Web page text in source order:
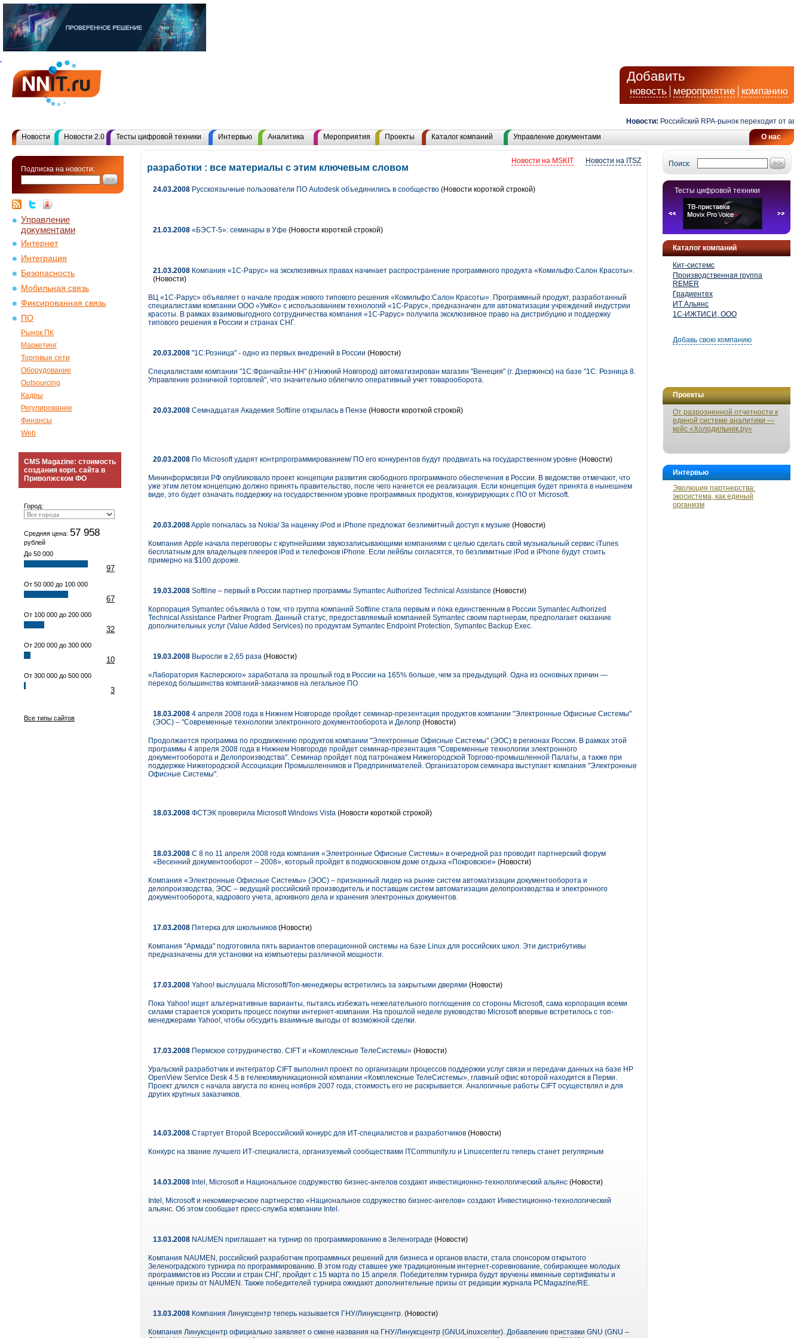
Добавить
новость мероприятие компанию
Новости: Российский RPA-рынок переходит от
О нас
Новости Новости 2.0 Тесты цифровой техники Интервью Аналитика Мероприятия Проекты Каталог компаний Управление документами
Подписка на новости:
Управление
документами
Интернет
Интеграция
Безопасность
Мобильная связь
Фиксированная связь
ПО
Рынок ПК
Маркетинг
Торговые сети
Оборудование
Outsourcing
Кадры
Регулирование
Финансы
Web
CMS Magazine: стоимость
создания корп. сайта в
Приволжском ФО
Город:
Средняя цена: 57 958
рублей
До 50 000
97
От 50 000 до 100 000
67
От 100 000 до 200 000
32
От 200 000 до 300 000
10
От 300 000 до 500 000
3
Все типы сайтов
Поиск:
Тесты цифровой техники
Каталог компаний
Кит-системс
Производственная группа
REMER
Градиентех
ИТ Альянс
1С-ИЖТИСИ, ООО
Добавь свою компанию
Проекты
От разрозненной отчетности к
единой системе аналитики —
кейс «Холодильник.ру»
Интервью
Эволюция партнерства:
экосистема, как единый
организм
Новости на ITSZ
Новости на MSKIT
разработки : все материалы с этим ключевым словом
24.03.2008 Русскоязычные пользователи ПО Autodesk объединились в сообщество (Новости короткой строкой)
21.03.2008 «БЭСТ-5»: семинары в Уфе (Новости короткой строкой)
21.03.2008 Компания «1С-Рарус» на эксклюзивных правах начинает распространение программного продукта «Комильфо:Салон Красоты».
(Новости)
ВЦ «1С-Рарус» объявляет о начале продаж нового типового решения «Комильфо:Салон Красоты». Программный продукт, разработанный
специалистами компании ООО «УмКо» с использованием технологий «1С-Рарус», предназначен для автоматизации учреждений индустрии
красоты. В рамках взаимовыгодного сотрудничества компания «1С-Рарус» получила эксклюзивное право на дистрибуцию и поддержку
типового решения в России и странах СНГ.
20.03.2008 "1С:Розница" - одно из первых внедрений в России (Новости)
Специалистами компании "1С:Франчайзи-НН" (г.Нижний Новгород) автоматизирован магазин "Венеция" (г. Дзержинск) на базе "1С: Розница 8.
Управление розничной торговлей", что значительно облегчило оперативный учет товарооборота.
20.03.2008 Семнадцатая Академия Softline открылась в Пензе (Новости короткой строкой)
20.03.2008 По Microsoft ударят контрпрограммированием/ ПО его конкурентов будут продвигать на государственном уровне (Новости)
Мининформсвязи РФ опубликовало проект концепции развития свободного программного обеспечения в России. В ведомстве отмечают, что
уже этим летом концепцию должно принять правительство, после чего начнется ее реализация. Если концепция будет принята в нынешнем
виде, это будет означать поддержку на государственном уровне программных продуктов, конкурирующих с ПО от Microsoft.
20.03.2008Apple погналась за Nokia/ За наценку iPod и iPhone предложат безлимитный доступ к музыке (Новости)
Компания Apple начала переговоры с крупнейшими звукозаписывающими компаниями с целью сделать свой музыкальный сервис iTunes
бесплатным для владельцев плееров iPod и телефонов iPhone. Если лейблы согласятся, то безлимитные iPod и iPhone будут стоить
примерно на $100 дороже.
19.03.2008 Softline – первый в России партнер программы Symantec Authorized Technical Assistance (Новости)
Корпорация Symantec объявила о том, что группа компаний Softline стала первым и пока единственным в России Symantec Authorized
Technical Assistance Partner Program. Данный статус, предоставляемый компанией Symantec своим партнерам, предполагает оказание
дополнительных услуг (Value Added Services) по продуктам Symantec Endpoint Protection, Symantec Backup Exec.
19.03.2008 Выросли в 2,65 раза (Новости)
«Лаборатория Касперского» заработала за прошлый год в России на 165% больше, чем за предыдущий. Одна из основных причин —
переход большинства компаний-заказчиков на легальное ПО
18.03.2008 4 апреля 2008 года в Нижнем Новгороде пройдет семинар-презентация продуктов компании "Электронные Офисные Системы"
(ЭОС) – "Современные технологии электронного документооборота и Делопр (Новости)
Продолжается программа по продвижению продуктов компании "Электронные Офисные Системы" (ЭОС) в регионах России. В рамках этой
программы 4 апреля 2008 года в Нижнем Новгороде пройдет семинар-презентация "Современные технологии электронного
документооборота и Делопроизводства". Семинар пройдет под патронажем Нижегородской Торгово-промышленной Палаты, а также при
поддержке Нижегородской Ассоциации Промышленников и Предпринимателей. Организатором семинара выступает компания "Электронные
Офисные Системы".
18.03.2008 ФСТЭК проверила Microsoft Windows Vista (Новости короткой строкой)
18.03.2008 С 8 по 11 апреля 2008 года компания «Электронные Офисные Системы» в очередной раз проводит партнерский форум
«Весенний документооборот – 2008», который пройдет в подмосковном доме отдыха «Покровское» (Новости)
Компания «Электронные Офисные Системы» (ЭОС) – признанный лидер на рынке систем автоматизации документооборота и
делопроизводства, ЭОС – ведущий российский производитель и поставщик систем автоматизации делопроизводства и электронного
документооборота, кадрового учета, архивного дела и хранения электронных документов.
17.03.2008 Пятерка для школьников (Новости)
Компания "Армада" подготовила пять вариантов операционной системы на базе Linux для российских школ. Эти дистрибутивы
предназначены для установки на компьютеры различной мощности.
17.03.2008 Yahoo! выслушала Microsoft/Топ-менеджеры встретились за закрытыми дверями (Новости)
Пока Yahoo! ищет альтернативные варианты, пытаясь избежать нежелательного поглощения со стороны Microsoft, сама корпорация всеми
силами старается ускорить процесс покупки интернет-компании. На прошлой неделе руководст­во Microsoft впервые встретилось с топ-
менеджерами Yahoo!, чтобы обсудить взаимные выгоды от возможной сделки.
17.03.2008 Пермское сотрудничество. CIFT и «Комплексные ТелеСистемы» (Новости)
Уральский разработчик и интегратор CIFT выполнил проект по организации процессов поддержки услуг связи и передачи данных на базе HP
OpenView Service Desk 4.5 в телекоммуникационной компании «Комплексные ТелеСистемы», главный офис которой находится в Перми.
Проект длился с начала августа по конец ноября 2007 года, стоимость его не раскрывается. Аналогичные работы CIFT осуществлял и для
других крупных заказчиков.
14.03.2008 Стартует Второй Всероссийский конкурс для ИТ-специалистов и разработчиков (Новости)
Конкурс на звание лучшего ИТ-специалиста, организуемый сообществами ITCommunity.ru и Linuxcenter.ru теперь станет регулярным
14.03.2008 Intel, Microsoft и Национальное содружество бизнес-ангелов создают инвестиционно-технологический альянс (Новости)
Intel, Microsoft и некоммерческое партнерство «Национальное содружество бизнес-ангелов» создают Инвестиционно-технологический
альянс. Об этом сообщает пресс-служба компании Intel.
13.03.2008 NAUMEN приглашает на турнир по программированию в Зеленограде (Новости)
Компания NAUMEN, российский разработчик программных решений для бизнеса и органов власти, стала спонсором открытого
Зеленоградского турнира по программированию. В этом году ставшее уже традиционным интернет-соревнование, собирающее молодых
программистов из России и стран СНГ, пройдет с 15 марта по 15 апреля. Победителям турнира будут вручены именные сертификаты и
ценные призы от NAUMEN. Также победителей турнира ожидают дополнительные призы от редакции журнала PCMagazine/RE.
13.03.2008 Компания Линуксцентр теперь называется ГНУ/Линуксцентр. (Новости)
Компания Линуксцентр официально заявляет о смене названия на ГНУ/Линуксцентр (GNU/Linuxcenter). Добавление приставки GNU (GNU –